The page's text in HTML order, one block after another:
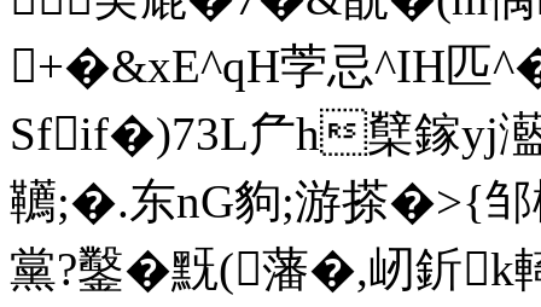
+�&xE^qH茡忌^IH匹
Sfif�)73L厃h櫱鎵yj灆
韉;�.东nG豿;游搽�>{
黨?鑿�黖(藩�,屻釿k